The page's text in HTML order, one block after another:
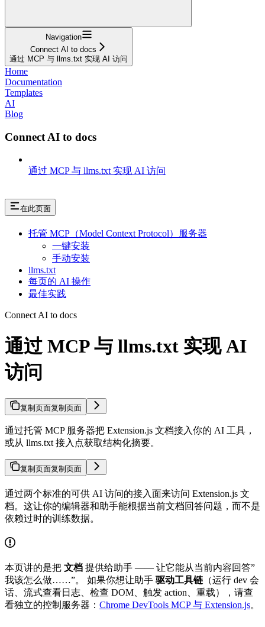
Navigation
Connect AI to docs
通过 MCP 与 llms.txt 实现 AI 访问
Home
Documentation
Templates
AI
Blog
Connect AI to docs
通过 MCP 与 llms.txt 实现 AI 访问
在此页面
托管 MCP（Model Context Protocol）服务器
一键安装
手动安装
llms.txt
每页的 AI 操作
最佳实践
Connect AI to docs
通过 MCP 与 llms.txt 实现 AI
访问
复制页面复制页面
通过托管 MCP 服务器把 Extension.js 文档接入你的 AI 工具，
或从 llms.txt 接入点获取结构化摘要。
复制页面复制页面
通过两个标准的可供 AI 访问的接入面来访问 Extension.js 文
档。这让你的编辑器和助手能根据当前文档回答问题，而不是
依赖过时的训练数据。
本页讲的是把 文档 提供给助手 —— 让它能从当前内容回答”
我该怎么做……”。 如果你想让助手 驱动工具链 （运行 dev 会
话、流式查看日志、检查 DOM、触发 action、重载），请查
看独立的控制服务器： Chrome DevTools MCP 与 Extension.js。